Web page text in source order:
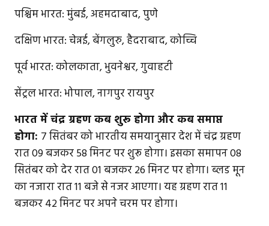
पश्चिम भारत: मुंबई, अहमदाबाद, पुणे
दक्षिण भारत: चेन्नई, बेंगलुरु, हैदराबाद, कोच्चि
पूर्व भारत: कोलकाता, भुवनेश्वर, गुवाहटी
सेंट्रल भारत: भोपाल, नागपुर रायपुर
भारत में चंद्र ग्रहण कब शुरू होगा और कब समाप्त
होगा: 7 सितंबर को भारतीय समयानुसार देश में चंद्र ग्रहण
रात 09 बजकर 58 मिनट पर शुरू होगा। इसका समापन 08
सितंबर को देर रात 01 बजकर 26 मिनट पर होगा। ब्लड मून
का नजारा रात 11 बजे से नजर आएगा। यह ग्रहण रात 11
बजकर 42 मिनट पर अपने चरम पर होगा।